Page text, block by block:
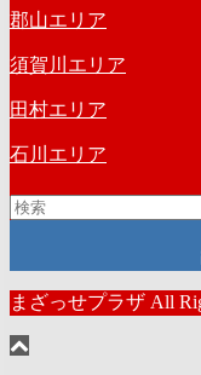
郡山エリア
須賀川エリア
田村エリア
石川エリア
まざっせプラザ All